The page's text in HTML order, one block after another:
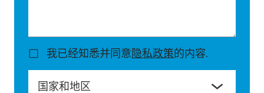
我已经知悉并同意隐私政策的内容.
国家和地区